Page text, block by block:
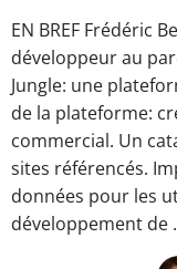
EN BREF Frédéric
développeur au
Jungle: une
de la plateforme:
commercial. Un
sites référencés.
données pour les
développement de